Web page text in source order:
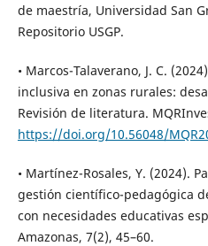
de maestría, Universidad San
Repositorio USGP.
• Marcos-Talaverano, J. C.
inclusiva en zonas rurales:
Revisión de literatura.
https://doi.org/10.56048/
• Martínez-Rosales, Y. (2024).
gestión científico-pedagógica
con necesidades educativas
Amazonas, 7(2), 45–60.